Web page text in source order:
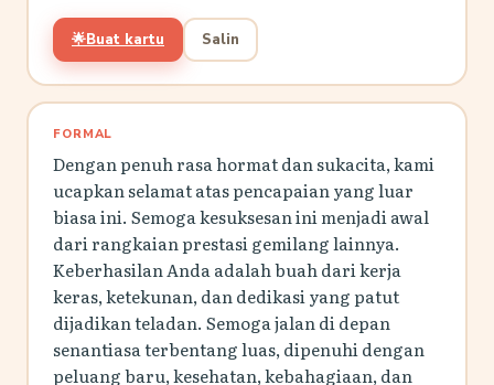
🌟Buat kartu Salin
FORMAL
Dengan penuh rasa hormat dan sukacita, kami
ucapkan selamat atas pencapaian yang luar
biasa ini. Semoga kesuksesan ini menjadi awal
dari rangkaian prestasi gemilang lainnya.
Keberhasilan Anda adalah buah dari kerja
keras, ketekunan, dan dedikasi yang patut
dijadikan teladan. Semoga jalan di depan
senantiasa terbentang luas, dipenuhi dengan
peluang baru, kesehatan, kebahagiaan, dan